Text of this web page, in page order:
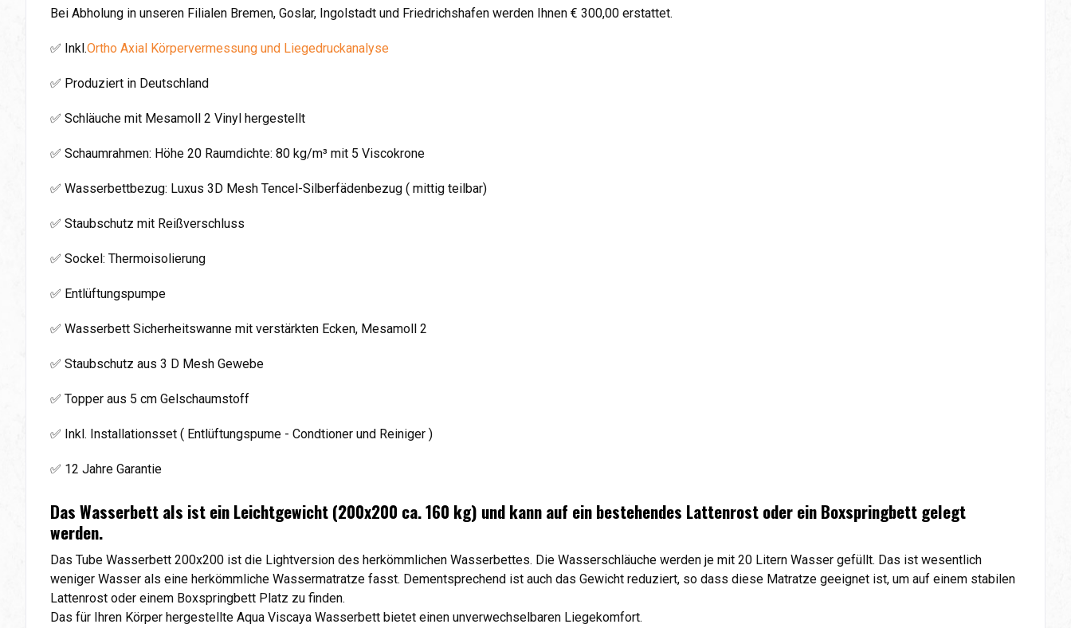
Bei Abholung in unseren Filialen Bremen, Goslar, Ingolstadt und Friedrichshafen werden Ihnen € 300,00 erstattet.
✅ Inkl.Ortho Axial Körpervermessung und Liegedruckanalyse
✅ Produziert in Deutschland
✅ Schläuche mit Mesamoll 2 Vinyl hergestellt
✅ Schaumrahmen: Höhe 20 Raumdichte: 80 kg/m³ mit 5 Viscokrone
✅ Wasserbettbezug: Luxus 3D Mesh Tencel-Silberfädenbezug ( mittig teilbar)
✅ Staubschutz mit Reißverschluss
✅ Sockel: Thermoisolierung
✅ Entlüftungspumpe
✅ Wasserbett Sicherheitswanne mit verstärkten Ecken, Mesamoll 2
✅ Staubschutz aus 3 D Mesh Gewebe
✅ Topper aus 5 cm Gelschaumstoff
✅ Inkl. Installationsset ( Entlüftungspume - Condtioner und Reiniger )
✅ 12 Jahre Garantie
Das Wasserbett als ist ein Leichtgewicht (200x200 ca. 160 kg) und kann auf ein bestehendes Lattenrost oder ein Boxspringbett gelegt
werden.
Das Tube Wasserbett 200x200 ist die Lightversion des herkömmlichen Wasserbettes. Die Wasserschläuche werden je mit 20 Litern Wasser gefüllt. Das ist wesentlich
weniger Wasser als eine herkömmliche Wassermatratze fasst. Dementsprechend ist auch das Gewicht reduziert, so dass diese Matratze geeignet ist, um auf einem stabilen
Lattenrost oder einem Boxspringbett Platz zu finden.
Das für Ihren Körper hergestellte Aqua Viscaya Wasserbett bietet einen unverwechselbaren Liegekomfort.